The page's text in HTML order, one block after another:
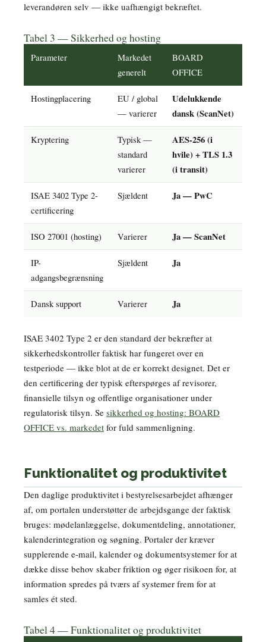
leverandøren selv — ikke uafhængigt bekræftet.
Tabel 3 — Sikkerhed og hosting
Parameter
Markedet
generelt
BOARD
OFFICE
Hostingplacering
EU / global
— varierer
Udelukkende
dansk (ScanNet)
Kryptering
Typisk —
standard
varierer
AES-256 (i
hvile) + TLS 1.3
(i transit)
ISAE 3402 Type 2-
certificering
Sjældent Ja — PwC
ISO 27001 (hosting) Varierer Ja — ScanNet
IP-
adgangsbegrænsning
Sjældent Ja
Dansk support Varierer Ja
ISAE 3402 Type 2 er den standard der bekræfter at
sikkerhedskontroller faktisk har fungeret over en
testperiode — ikke blot at de er korrekt designet. Det er
den certificering der typisk efterspørges af revisorer,
finansielle tilsyn og offentlige organisationer under
regulatorisk tilsyn. Se sikkerhed og hosting: BOARD
OFFICE vs. markedet for fuld sammenligning.
Funktionalitet og produktivitet
Den daglige produktivitet i bestyrelsesarbejdet afhænger
af, om portalen understøtter de arbejdsgange der faktisk
bruges: mødelanlæggelse, dokumentdeling, annotationer,
kalenderintegration og søgning. Portaler der kræver
supplerende e-mail, kalender og dokumentsystemer for at
dække disse behov skaber friktion og øger risikoen for, at
information spredes på tværs af systemer frem for at
samles ét sted.
Tabel 4 — Funktionalitet og produktivitet